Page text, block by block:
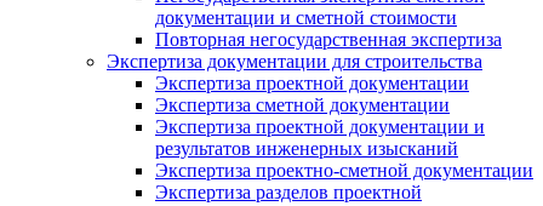
документации и сметной стоимости
Повторная негосударственная экспертиза
Экспертиза документации для строительства
Экспертиза проектной документации
Экспертиза сметной документации
Экспертиза проектной документации и
результатов инженерных изысканий
Экспертиза проектно-сметной документации
Экспертиза разделов проектной